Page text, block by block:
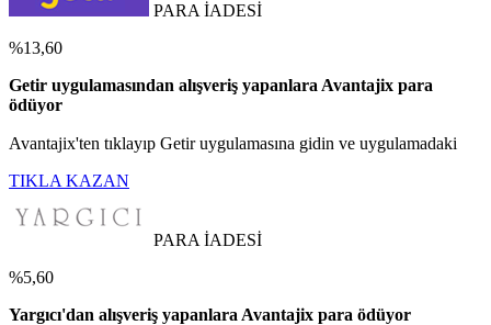
PARA İADESİ
%13,60
Getir uygulamasından alışveriş yapanlara Avantajix para
ödüyor
Avantajix'ten tıklayıp Getir uygulamasına gidin ve uygulamadaki
TIKLA KAZAN
PARA İADESİ
%5,60
Yargıcı'dan alışveriş yapanlara Avantajix para ödüyor